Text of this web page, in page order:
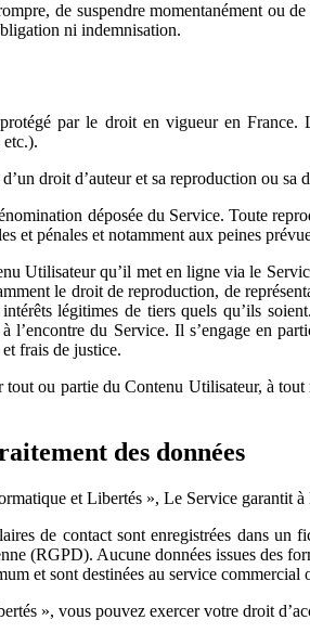
de suspendre momentanément ou
ni indemnisation.
par le droit en vigueur en
droit d’auteur et sa reproduction ou
déposée du Service. Toute
et pénales et notamment aux peines
Utilisateur qu’il met en ligne via le
le droit de reproduction, de
légitimes de tiers quels qu’ils
l’encontre du Service. Il s’engage en
frais de justice.
ou partie du Contenu Utilisateur, à
des données
et Libertés », Le Service garantit
de contact sont enregistrées dans un
(RGPD). Aucune données issues des
et sont destinées au service commercial
», vous pouvez exercer votre droit